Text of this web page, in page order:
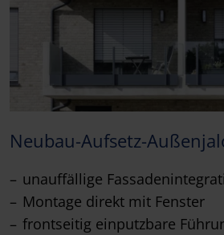
Neubau-Aufsetz-
unauffällige
Montage direkt mit Fenster
frontseitig einputzbare